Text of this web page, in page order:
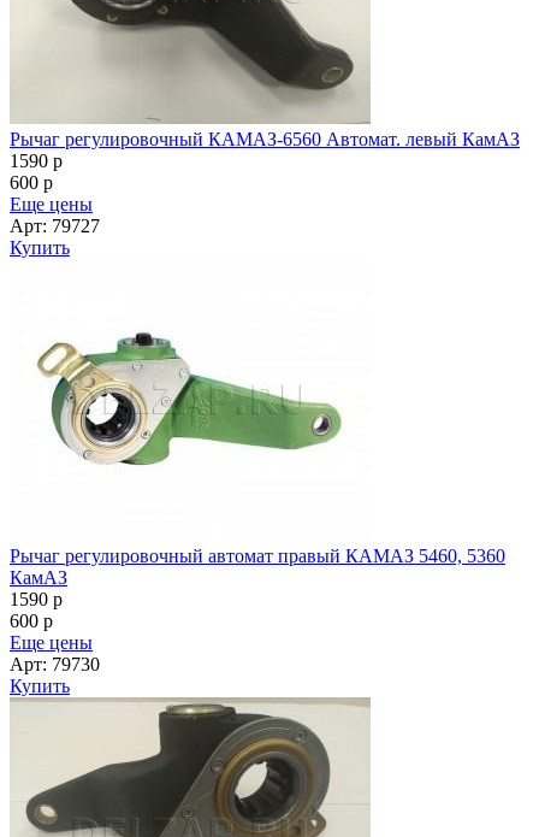
Рычаг регулировочный КАМАЗ-6560 Автомат. левый КамАЗ
1590 p
600 p
Еще цены
Арт: 79727
Купить
Рычаг регулировочный автомат правый КАМАЗ 5460, 5360
КамАЗ
1590 p
600 p
Еще цены
Арт: 79730
Купить